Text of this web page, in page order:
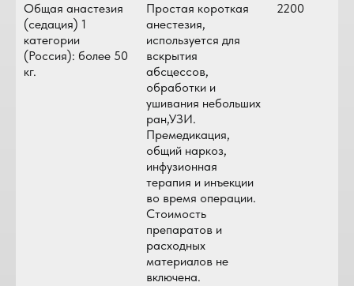
Общая анастезия
(седация) 1
категории
(Россия): более 50
кг.
Простая короткая
анестезия,
используется для
вскрытия
абсцессов,
обработки и
ушивания небольших
ран,УЗИ.
Премедикация,
общий наркоз,
инфузионная
терапия и инъекции
во время операции.
Стоимость
препаратов и
расходных
материалов не
включена.
2200